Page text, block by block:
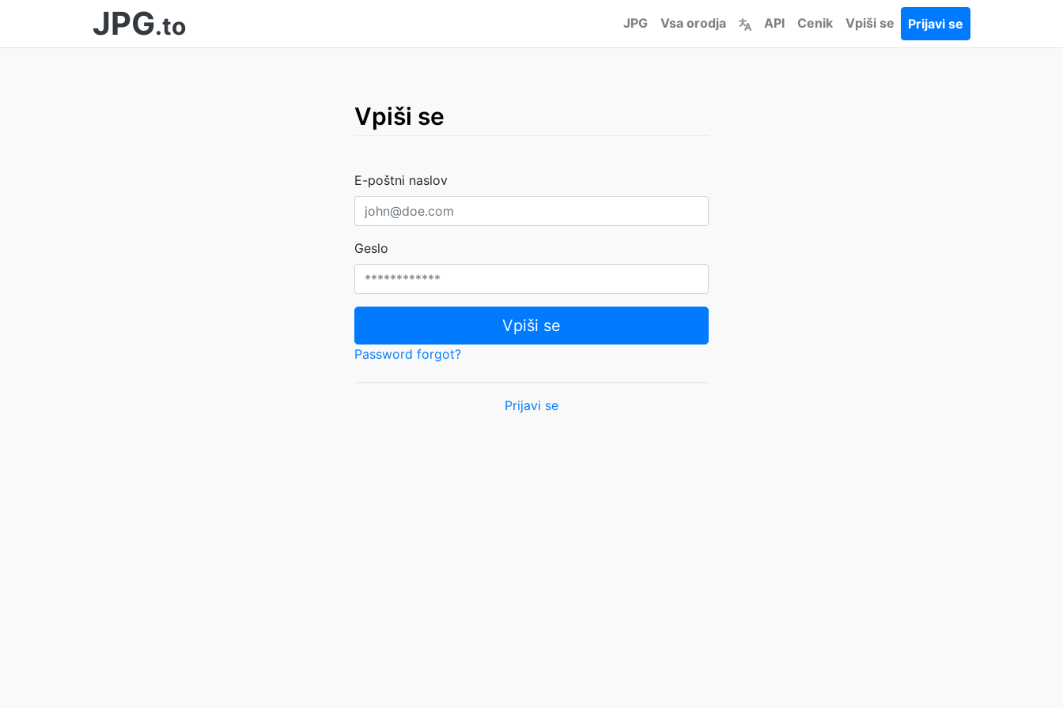
JPG.to JPG Vsa orodja API Cenik Vpiši se Prijavi se
Vpiši se
E-poštni naslov
Geslo
Vpiši se
Password forgot?
Prijavi se